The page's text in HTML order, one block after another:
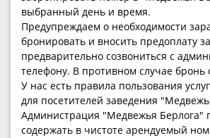
выбранный день и время.
Предупреждаем о необходимости
бронировать и вносить предоплату
предварительно созвониться с
телефону. В противном случае бронь
У нас есть правила пользования
для посетителей заведения
Администрация "Медвежья Берлога"
содержать в чистоте арендуемый